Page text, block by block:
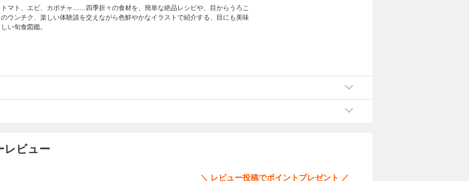
トマト、エビ、カボチャ……四季折々の食材を、簡単な絶品レシピや、目からうろこ
のウンチク、楽しい体験談を交えながら色鮮やかなイラストで紹介する、目にも美味
しい旬食図鑑。
レビュー
＼ レビュー投稿でポイントプレゼント ／